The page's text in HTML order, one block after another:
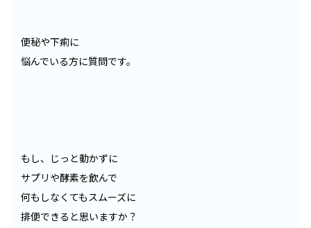
便秘や下痢に
悩んでいる方に質問です。
もし、じっと動かずに
サプリや酵素を飲んで
何もしなくてもスムーズに
排便できると思いますか？